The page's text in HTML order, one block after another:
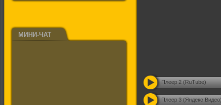
МИНИ-ЧАТ
Плеер 2 (RuTube)
Плеер 3